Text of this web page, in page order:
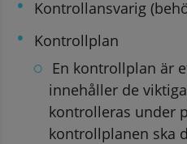
Kontrollansvarig
Kontrollplan
En kontrollplan är
innehåller de
kontrolleras under
kontrollplanen ska